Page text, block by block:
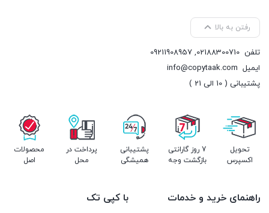
رفتن به بالا
تلفن 02188300710
,
09211908957
ایمیل info@copytaak.com
پشتیبانی ( 10 الی 21 )
تحویل
اکسپرس
7 روز گارانتی
بازگشت وجه
پشتیبانی
همیشگی
پرداخت در
محل
محصولات
اصل
راهنمای خرید و خدمات
با کپی تک